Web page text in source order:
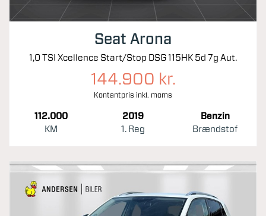
Seat Arona
1,0 TSI Xcellence Start/Stop DSG 115HK 5d 7g Aut.
144.900 kr.
Kontantpris inkl. moms
112.000
KM
2019
1. Reg
Benzin
Brændstof